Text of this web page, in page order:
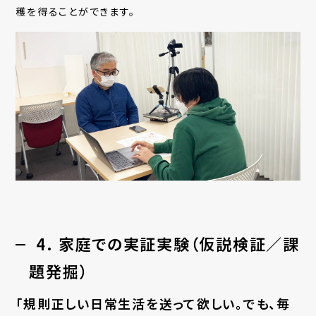
穫を得ることができます。
4. 家庭での実証実験（仮説検証／課
題発掘）
「規則正しい日常生活を送って欲しい。でも、毎